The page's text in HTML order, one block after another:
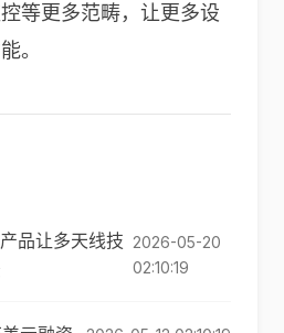
等更多范畴，让更多设
。
品让多天线技 2026-05-20
02:10:19